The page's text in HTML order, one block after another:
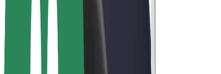
Кур'єром
Заробіток курʼєра
Партнери Bolt Food